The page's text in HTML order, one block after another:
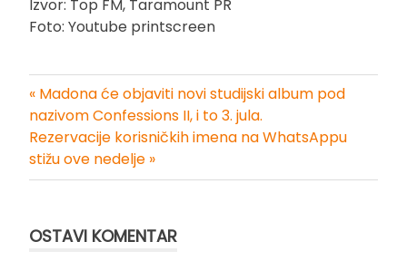
Izvor: Top FM, Taramount PR
Foto: Youtube printscreen
Kretanje
članka
« Madona će objaviti novi studijski album pod
nazivom Confessions II, i to 3. jula.
Rezervacije korisničkih imena na WhatsAppu
stižu ove nedelje »
OSTAVI KOMENTAR